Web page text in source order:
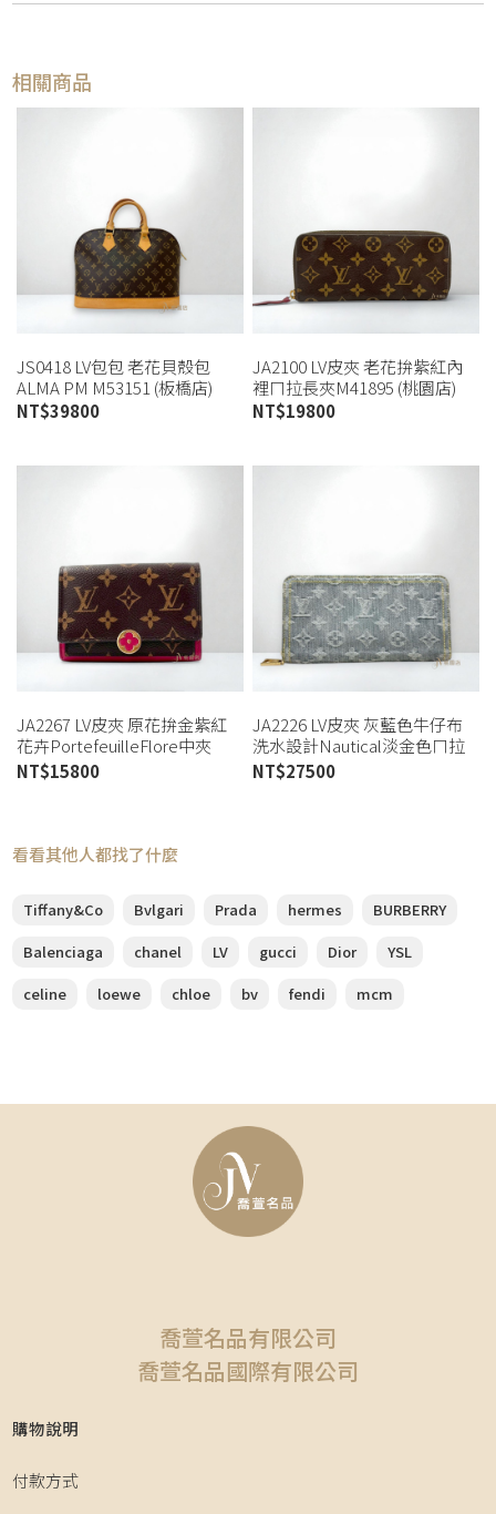
相關商品
JS0418 LV包包 老花貝殼包
ALMA PM M53151 (板橋店)
NT$39800
JA2100 LV皮夾 老花拚紫紅內
裡ㄇ拉長夾M41895 (桃園店)
NT$19800
JA2267 LV皮夾 原花拚金紫紅
花卉PortefeuilleFlore中夾
M64588 (桃園店)
NT$15800
JA2226 LV皮夾 灰藍色牛仔布
洗水設計Nautical淡金色ㄇ拉
長夾m13214 (桃園店)
NT$27500
看看其他人都找了什麼
Tiffany&Co Bvlgari Prada hermes
BURBERRY
Balenciaga
chanel LV gucci Dior
YSL
celine
loewe chloe bv fendi mcm
喬萱名品有限公司
喬萱名品國際有限公司
購物說明
付款方式